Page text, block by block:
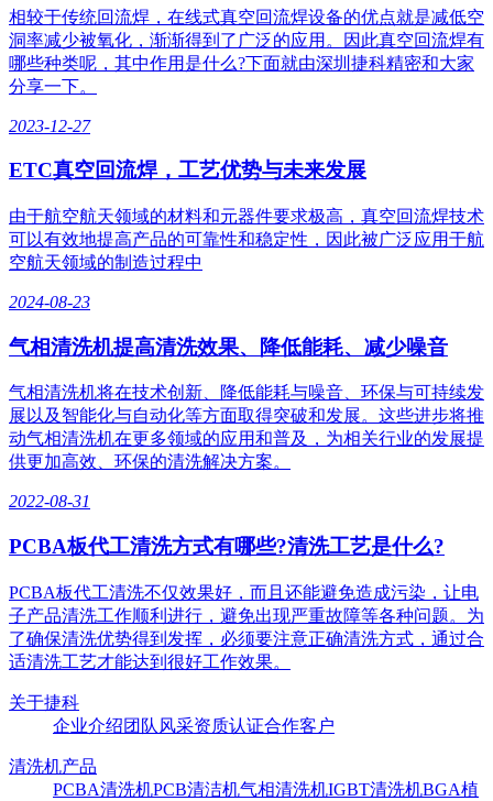
相较于传统回流焊，在线式真空回流焊设备的优点就是减低空
洞率减少被氧化，渐渐得到了广泛的应用。因此真空回流焊有
哪些种类呢，其中作用是什么?下面就由深圳捷科精密和大家
分享一下。
2023-12-27
ETC真空回流焊，工艺优势与未来发展
由于航空航天领域的材料和元器件要求极高，真空回流焊技术
可以有效地提高产品的可靠性和稳定性，因此被广泛应用于航
空航天领域的制造过程中
2024-08-23
气相清洗机提高清洗效果、降低能耗、减少噪音
气相清洗机将在技术创新、降低能耗与噪音、环保与可持续发
展以及智能化与自动化等方面取得突破和发展。这些进步将推
动气相清洗机在更多领域的应用和普及，为相关行业的发展提
供更加高效、环保的清洗解决方案。
2022-08-31
PCBA板代工清洗方式有哪些?清洗工艺是什么?
PCBA板代工清洗不仅效果好，而且还能避免造成污染，让电
子产品清洗工作顺利进行，避免出现严重故障等各种问题。为
了确保清洗优势得到发挥，必须要注意正确清洗方式，通过合
适清洗工艺才能达到很好工作效果。
关于捷科
企业介绍团队风采资质认证合作客户
清洗机产品
PCBA清洗机PCB清洁机气相清洗机IGBT清洗机BGA植